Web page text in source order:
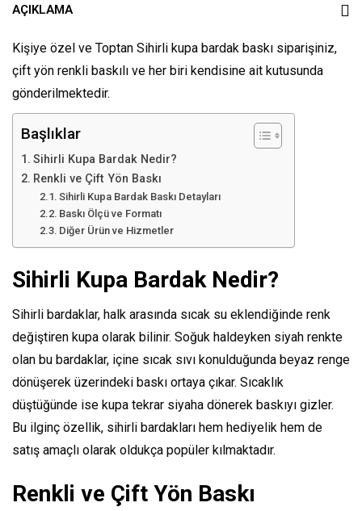
AÇIKLAMA
Kişiye özel ve Toptan Sihirli kupa bardak baskı siparişiniz,
çift yön renkli baskılı ve her biri kendisine ait kutusunda
gönderilmektedir.
Başlıklar
Sihirli Kupa Bardak Nedir?
Renkli ve Çift Yön Baskı
Sihirli Kupa Bardak Baskı Detayları
Baskı Ölçü ve Formatı
Diğer Ürün ve Hizmetler
Sihirli Kupa Bardak Nedir?
Sihirli bardaklar, halk arasında sıcak su eklendiğinde renk
değiştiren kupa olarak bilinir. Soğuk haldeyken siyah renkte
olan bu bardaklar, içine sıcak sıvı konulduğunda beyaz renge
dönüşerek üzerindeki baskı ortaya çıkar. Sıcaklık
düştüğünde ise kupa tekrar siyaha dönerek baskıyı gizler.
Bu ilginç özellik, sihirli bardakları hem hediyelik hem de
satış amaçlı olarak oldukça popüler kılmaktadır.
Renkli ve Çift Yön Baskı